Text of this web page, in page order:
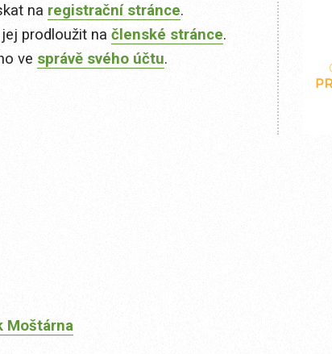
na registrační stránce.
prodloužit na členské stránce.
ve správě svého účtu.
Moštárna